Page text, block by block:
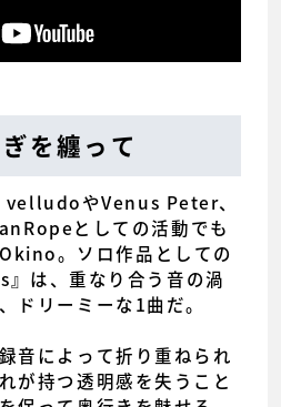
を纏って
velludoやVenus Peter、
としての活動でも
。ソロ作品としての
は、重なり合う音の渦
ドリーミーな1曲だ。
音によって折り重ねられ
が持つ透明感を失うこと